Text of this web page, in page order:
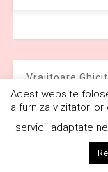
Vrajitoare
Craiova
Acest website
a furniza
servicii adaptate